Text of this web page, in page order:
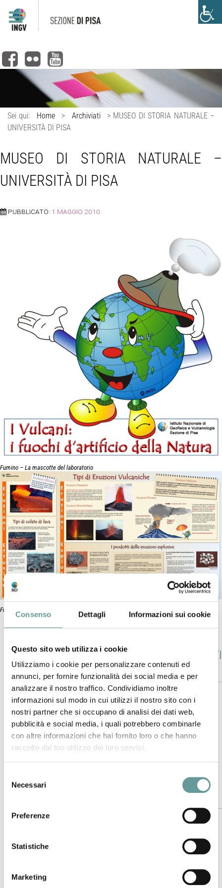
Consenso Dettagli Informazioni sui cookie
Questo sito web utilizza i cookie
Utilizziamo i cookie per personalizzare contenuti ed
annunci, per fornire funzionalità dei social media e per
analizzare il nostro traffico. Condividiamo inoltre
informazioni sul modo in cui utilizzi il nostro sito con i
nostri partner che si occupano di analisi dei dati web,
pubblicità e social media, i quali potrebbero combinarle
con altre informazioni che hai fornito loro o che hanno
raccolto dal tuo utilizzo dei loro servizi.
delNecessari
Preferenze
Statistiche
Marketing
Sei qui: Home > Archiviati > MUSEO DI STORIA NATURALE –
UNIVERSITÀ DI PISA
MUSEO DI STORIA NATURALE –
UNIVERSITÀ DI PISA
PUBBLICATO: 1 MAGGIO 2010
Fumino – La mascotte del laboratorio
Fumino – La mascotte del laboratorio
Laboratorio Didattico di Vulcanologia “I
vulcani: i fuochi d’artificio della Natura”
La proposta, per scolaresche, riguarda la sperimentazione
del laboratorio didattico “I vulcani i fuochi d’artificio della
natura”, realizzato in collaborazione con l’INGV di Pisa.
Racconta il processo vulcanico attraverso l’analisi delle
rocce e delle tipologie eruttive con simulazioni di eventi
La Sezione di Pisa dell’INGV, in collaborazione con il Museo
di Calci, ha realizzato un laboratorio didattico con l’obiettivo
di far conoscere i processi vulcanici e le dinamiche interne
Museo di Storia Naturale e del Territorio di Calci ed è rivolto